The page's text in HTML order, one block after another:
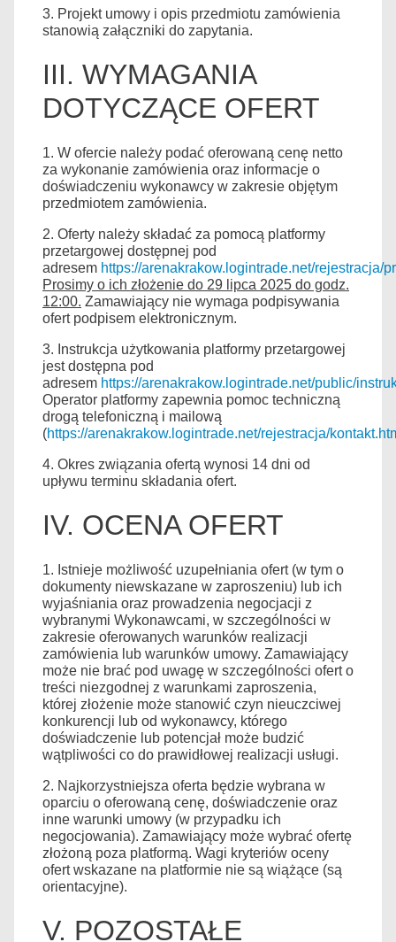
3. Projekt umowy i opis przedmiotu zamówienia
stanowią załączniki do zapytania.
III. WYMAGANIA
DOTYCZĄCE OFERT
1. W ofercie należy podać oferowaną cenę netto
za wykonanie zamówienia oraz informacje o
doświadczeniu wykonawcy w zakresie objętym
przedmiotem zamówienia.
2. Oferty należy składać za pomocą platformy
przetargowej dostępnej pod
adresem https://arenakrakow.logintrade.net/rejestracja/
Prosimy o ich złożenie do 29 lipca 2025 do godz.
12:00. Zamawiający nie wymaga podpisywania
ofert podpisem elektronicznym.
3. Instrukcja użytkowania platformy przetargowej
jest dostępna pod
adresem https://arenakrakow.logintrade.net/public/
Operator platformy zapewnia pomoc techniczną
drogą telefoniczną i mailową
(https://arenakrakow.logintrade.net/rejestracja/
4. Okres związania ofertą wynosi 14 dni od
upływu terminu składania ofert.
IV. OCENA OFERT
1. Istnieje możliwość uzupełniania ofert (w tym o
dokumenty niewskazane w zaproszeniu) lub ich
wyjaśniania oraz prowadzenia negocjacji z
wybranymi Wykonawcami, w szczególności w
zakresie oferowanych warunków realizacji
zamówienia lub warunków umowy. Zamawiający
może nie brać pod uwagę w szczególności ofert o
treści niezgodnej z warunkami zaproszenia,
której złożenie może stanowić czyn nieuczciwej
konkurencji lub od wykonawcy, którego
doświadczenie lub potencjał może budzić
wątpliwości co do prawidłowej realizacji usługi.
2. Najkorzystniejsza oferta będzie wybrana w
oparciu o oferowaną cenę, doświadczenie oraz
inne warunki umowy (w przypadku ich
negocjowania). Zamawiający może wybrać ofertę
złożoną poza platformą. Wagi kryteriów oceny
ofert wskazane na platformie nie są wiążące (są
orientacyjne).
V. POZOSTAŁE